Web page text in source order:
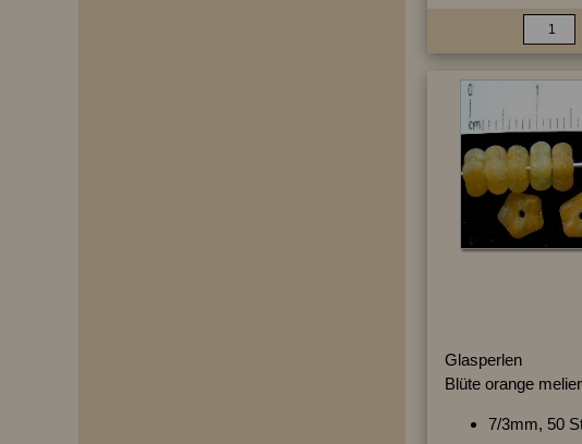
Glasperlen
Blüte orange
7/3mm, 50